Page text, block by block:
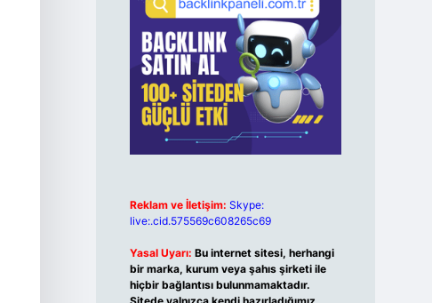
Reklam ve İletişim: Skype:
live:.cid.575569c608265c69
Yasal Uyarı: Bu internet sitesi, herhangi
bir marka, kurum veya şahıs şirketi ile
hiçbir bağlantısı bulunmamaktadır.